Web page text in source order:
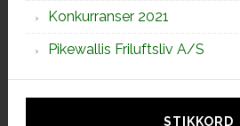
Konkurranser 2021
Pikewallis Friluftsliv A/S
STIKKORD